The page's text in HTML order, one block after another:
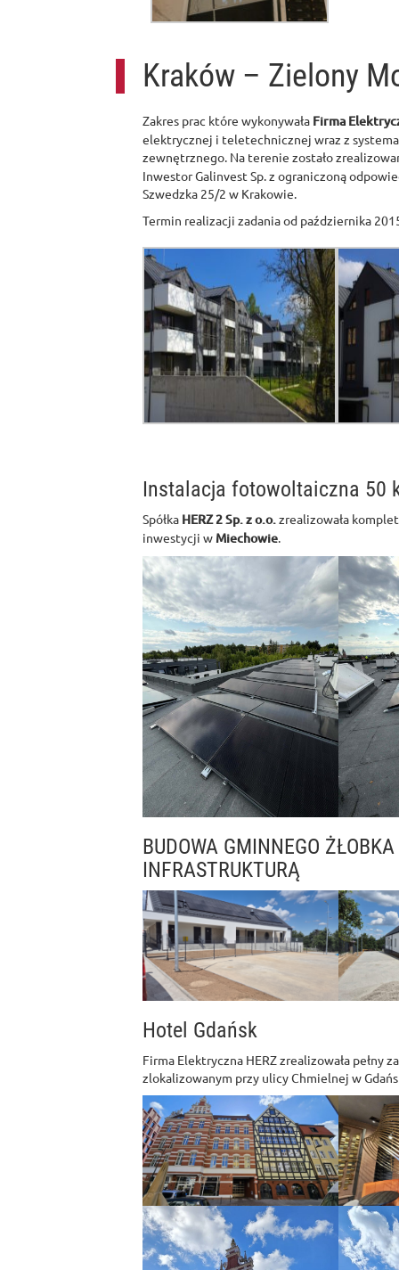
Kraków – Zielony
Zakres prac które wykonywała Firma
elektrycznej i teletechnicznej wraz z
zewnętrznego. Na terenie zostało
Inwestor Galinvest Sp. z ograniczoną
Szwedzka 25/2 w Krakowie.
Termin realizacji zadania od października
Instalacja fotowoltaiczna 50
Spółka HERZ 2 Sp. z o.o.zrealizowała
inwestycji w Miechowie.
BUDOWA GMINNEGO
INFRASTRUKTURĄ
Hotel Gdańsk
Firma Elektryczna HERZ zrealizowała
zlokalizowanym przy ulicy Chmielnej w